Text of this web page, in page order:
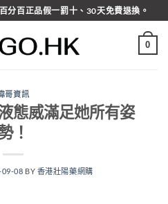
分百正品假一罰十、30天免費退換。
0
哥資訊
態威滿足她所有姿
！
09-08 BY 香港壯陽藥網購